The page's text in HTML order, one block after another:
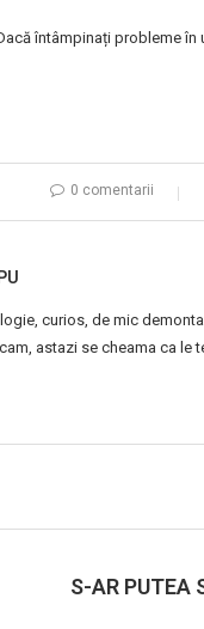
întâmpinați probleme
0 comentarii
curios, de mic
astazi se cheama ca le
S-AR PUTEA